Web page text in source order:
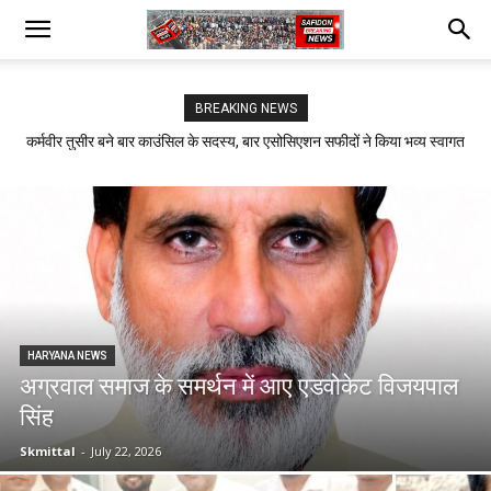
BREAKING NEWS
कर्मवीर तुसीर बने बार काउंसिल के सदस्य, बार एसोसिएशन सफीदों ने किया भव्य स्वागत
युवक की हत्या के मामले में 5 नामजद समेत अन्य के खिलाफ केस दर्ज
HARYANA NEWS
अग्रवाल समाज के समर्थन में आए एडवोकेट विजयपाल
सिंह
Skmittal - July 22, 2026